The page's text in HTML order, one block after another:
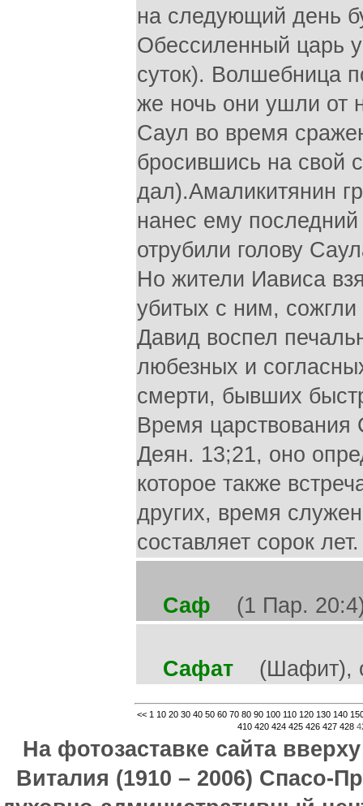
на следующий день
Обессиленный царь
суток). Волшебница
же ночь они ушли от
Саул во время
бросившись на свой
дал).Амаликитянин
нанес ему
отрубили голову
Но жители Иависа
убитых с ним,
Давид воспел
любезных и
смерти, бывших
Время царствования
Деян. 13;21, оно
которое также
других, время
составляет сорок лет.
Саф (1 Пар.
Сафат (Шафит),
<< 1 10 20 30 40 50 60 70 80 90 100 110 120 130 140
410 420 424 425 426 427 428
На фотозаставке сайта
Виталия (1910 – 2006) Спасо-